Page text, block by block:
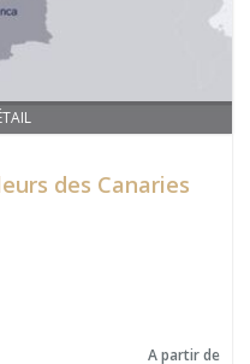
des Canaries
A partir de